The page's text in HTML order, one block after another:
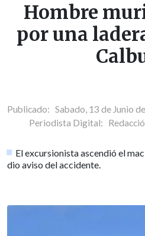
Hombre
por una
Publicado: Sabado, 13 de Junio
Periodista Digital:
El excursionista ascendió el
dio aviso del accidente.